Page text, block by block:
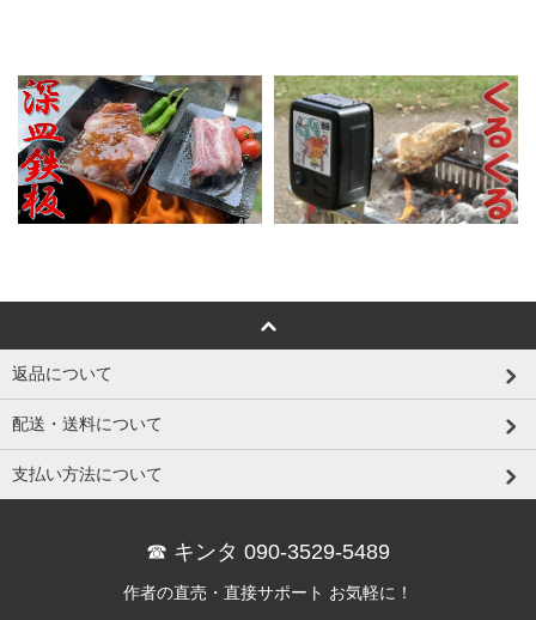
返品について
配送・送料について
支払い方法について
☎ キンタ 090-3529-5489
作者の直売・直接サポート お気軽に！